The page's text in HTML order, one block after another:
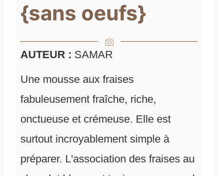
{sans oeufs}
AUTEUR : SAMAR
Une mousse aux fraises
fabuleusement fraîche, riche,
onctueuse et crémeuse. Elle est
surtout incroyablement simple à
préparer. L'association des fraises au